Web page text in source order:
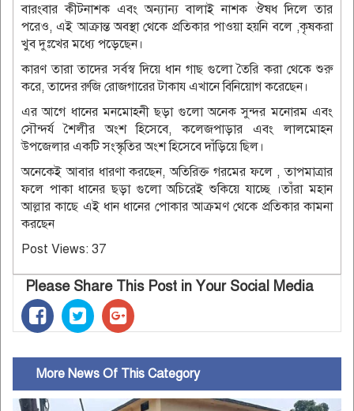
বারংবার কীটনাশক এবং অন্যান্য বালাই নাশক ঔষধ দিলে তার
পরেও, এই আক্রান্ত অবস্থা থেকে প্রতিকার পাওয়া হয়নি বলে ,কৃষকরা
খুব দুঃখের মধ্যে পড়েছেন।
কারণ তারা তাদের সর্বস্ব দিয়ে ধান গাছ গুলো তৈরি করা থেকে শুরু
করে, তাদের রুজি রোজগারের টাকায এখানে বিনিয়োগ করেছেন।
এর আগে ধানের মনমোহনী ছড়া গুলো অনেক সুন্দর মনোরম এবং
সৌন্দর্য শৈলীর অংশ হিসেবে, কলেজপাড়ার এবং লালমোহন
উপজেলার একটি সংস্কৃতির অংশ হিসেবে দাঁড়িয়ে ছিল।
অনেকেই আবার ধারণা করছেন, অতিরিক্ত গরমের ফলে , তাপমাত্রার
ফলে পাকা ধানের ছড়া গুলো অচিরেই শুকিয়ে যাচ্ছে ।তাঁরা মহান
আল্লার কাছে এই ধান ধানের পোকার আক্রমণ থেকে প্রতিকার কামনা
করছেন
Post Views: 37
Please Share This Post in Your Social Media
More News Of This Category